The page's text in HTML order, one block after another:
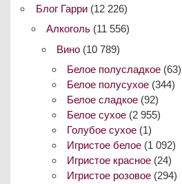
Блог Гарри(12 226)
Алкоголь(11 556)
Вино(10 789)
Белое полусладкое (63)
Белое полусухое (344)
Белое сладкое (92)
Белое сухое (2 955)
Голубое сухое (1)
Игристое белое (1 092)
Игристое красное (24)
Игристое розовое (294)